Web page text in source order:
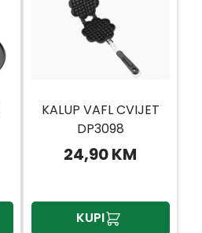
KALUP VAFL CVIJET
DP3098
24,90 KM
KUPI